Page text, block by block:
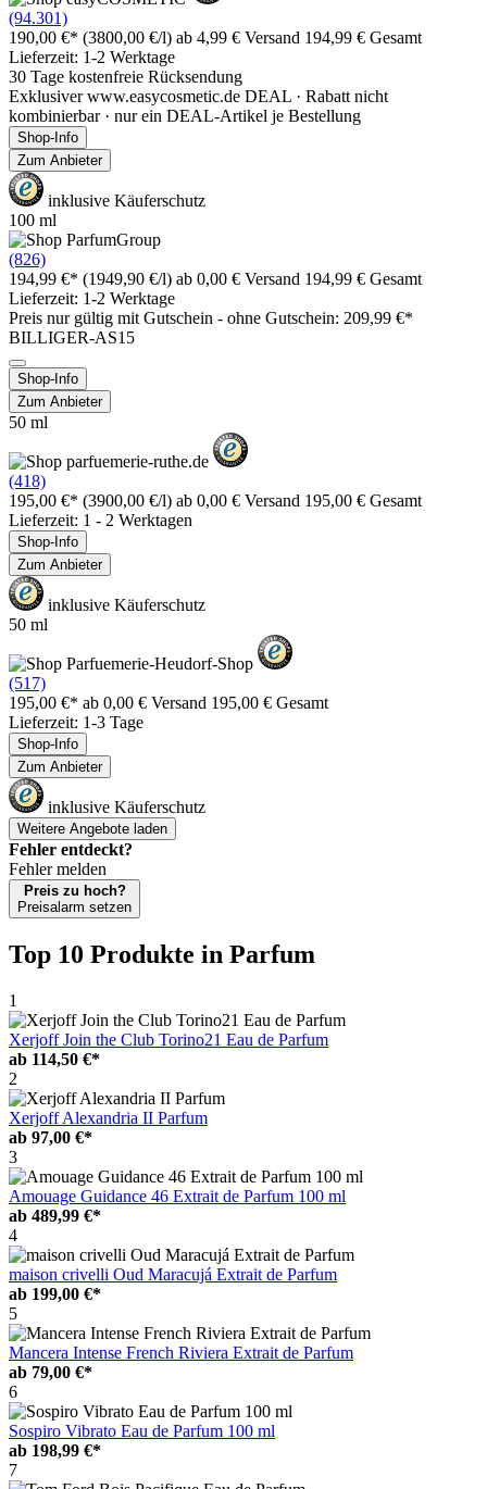
(94.301)
190,00 €* (3800,00 €/l) ab 4,99 € Versand 194,99 € Gesamt
Lieferzeit: 1-2 Werktage
30 Tage kostenfreie Rücksendung
Exklusiver www.easycosmetic.de DEAL · Rabatt nicht
kombinierbar · nur ein DEAL-Artikel je Bestellung
Shop-Info
Zum Anbieter
inklusive Käuferschutz
100 ml
(826)
194,99 €* (1949,90 €/l) ab 0,00 € Versand 194,99 € Gesamt
Lieferzeit: 1-2 Werktage
Preis nur gültig mit Gutschein - ohne Gutschein: 209,99 €*
BILLIGER-AS15
Shop-Info
Zum Anbieter
50 ml
(418)
195,00 €* (3900,00 €/l) ab 0,00 € Versand 195,00 € Gesamt
Lieferzeit: 1 - 2 Werktagen
Shop-Info
Zum Anbieter
inklusive Käuferschutz
50 ml
(517)
195,00 €* ab 0,00 € Versand 195,00 € Gesamt
Lieferzeit: 1-3 Tage
Shop-Info
Zum Anbieter
inklusive Käuferschutz
Weitere Angebote laden
Fehler entdeckt?
Fehler melden
Preis zu hoch?
Preisalarm setzen
Top 10 Produkte in Parfum
1
Xerjoff Join the Club Torino21 Eau de Parfum
ab 114,50 €*
2
Xerjoff Alexandria II Parfum
ab 97,00 €*
3
Amouage Guidance 46 Extrait de Parfum 100 ml
ab 489,99 €*
4
maison crivelli Oud Maracujá Extrait de Parfum
ab 199,00 €*
5
Mancera Intense French Riviera Extrait de Parfum
ab 79,00 €*
6
Sospiro Vibrato Eau de Parfum 100 ml
ab 198,99 €*
7